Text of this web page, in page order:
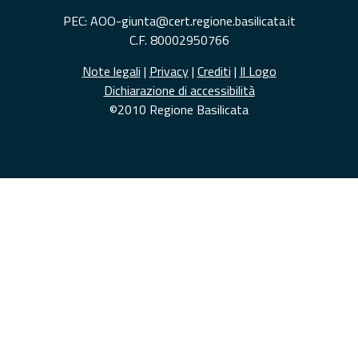
PEC: AOO-giunta@cert.regione.basilicata.it
C.F. 80002950766
Note legali | Privacy| Crediti | Il Logo
Dichiarazione di accessibilità
©2010 Regione Basilicata